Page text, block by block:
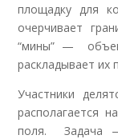
площадку для
очерчивает
“мины” —
раскладывает
Участники
располагается
поля. Задача